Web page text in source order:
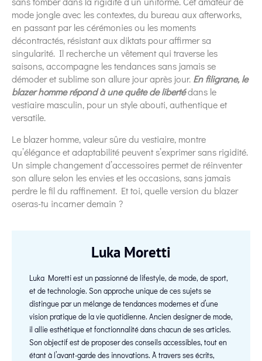
mode jongle avec les contextes, du bureau aux afterworks,
en passant par les cérémonies ou les moments
décontractés, résistant aux diktats pour affirmer sa
singularité. Il recherche un vêtement qui traverse les
saisons, accompagne les tendances sans jamais se
démoder et sublime son allure jour après jour. En filigrane, le
blazer homme répond à une quête de libertédans le
vestiaire masculin, pour un style abouti, authentique et
versatile.
Le blazer homme, valeur sûre du vestiaire, montre
qu’élégance et adaptabilité peuvent s’exprimer sans rigidité.
Un simple changement d’accessoires permet de réinventer
son allure selon les envies et les occasions, sans jamais
perdre le fil du raffinement. Et toi, quelle version du blazer
oseras-tu incarner demain ?
Luka Moretti
Luka Moretti est un passionné de lifestyle, de mode, de sport,
et de technologie. Son approche unique de ces sujets se
distingue par un mélange de tendances modernes et d’une
vision pratique de la vie quotidienne. Ancien designer de mode,
il allie esthétique et fonctionnalité dans chacun de ses articles.
Son objectif est de proposer des conseils accessibles, tout en
étant à l’avant-garde des innovations. À travers ses écrits,